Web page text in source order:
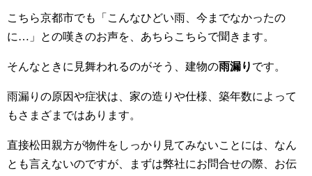
こちら京都市でも「こんなひどい雨、今までなかったの
に…」との嘆きのお声を、あちらこちらで聞きます。
そんなときに見舞われるのがそう、建物の雨漏り です。
雨漏りの原因や症状は、家の造りや仕様、築年数によって
もさまざまではあります。
直接松田親方が物件をしっかり見てみないことには、なん
とも言えないのですが、まずは弊社にお問合せの際、お伝